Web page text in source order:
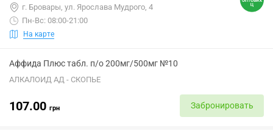
г. Бровары, ул. Ярослава Мудрого, 4
Пн-Вс: 08:00-21:00
На карте
Аффида Плюс табл. п/о 200мг/500мг №10
АЛКАЛОИД АД - СКОПЬЕ
107.00 грн Забронировать